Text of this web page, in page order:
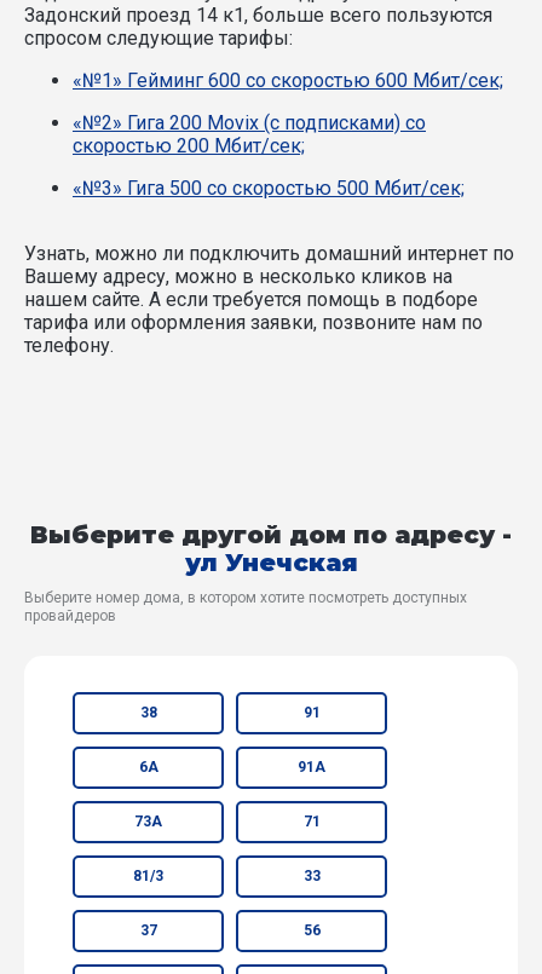
Задонский проезд 14 к1, больше всего пользуются
спросом следующие тарифы:
«№1» Гейминг 600 со скоростью 600 Мбит/сек;
«№2» Гига 200 Movix (с подписками) со
скоростью 200 Мбит/сек;
«№3» Гига 500 со скоростью 500 Мбит/сек;
Узнать, можно ли подключить домашний интернет по
Вашему адресу, можно в несколько кликов на
нашем сайте. А если требуется помощь в подборе
тарифа или оформления заявки, позвоните нам по
телефону.
Выберите другой дом по адресу -
ул Унечская
Выберите номер дома, в котором хотите посмотреть доступных
провайдеров
38 91
6А 91А
73А 71
81/3 33
37 56